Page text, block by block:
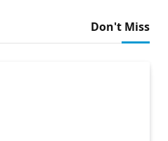
Don't Miss